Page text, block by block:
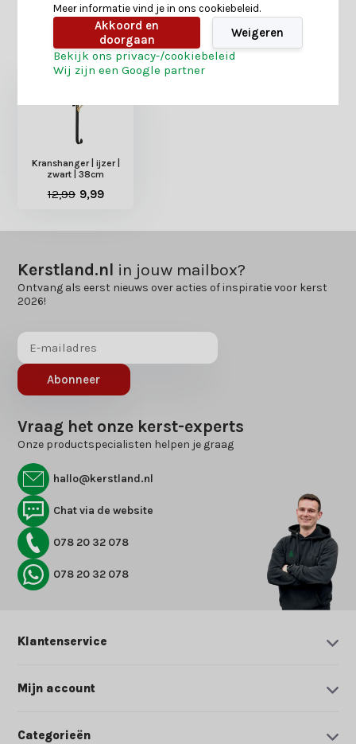
Heb je nog interesse in deze recent bekeken
producten?
Kranshanger | ijzer |
zwart | 38cm
12,99 9,99
Kerstland.nl in jouw mailbox?
Ontvang als eerst nieuws over acties of inspiratie voor kerst
2026!
Abonneer
Vraag het onze kerst-experts
Onze productspecialisten helpen je graag
hallo@kerstland.nl
Chat via de website
078 20 32 078
078 20 32 078
Klantenservice
Mijn account
Categorieën
Meer informatie vind je in ons cookiebeleid.
Akkoord en
doorgaan
Weigeren
Bekijk ons privacy-/cookiebeleid
Wij zijn een Google partner